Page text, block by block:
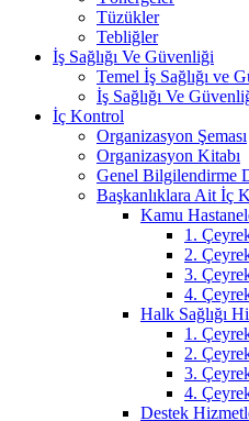
Tüzükler
Tebliğler
İş Sağlığı Ve Güvenliği
Temel İş Sağlığı ve
İş Sağlığı Ve
İç Kontrol
Organizasyon Şeması
Organizasyon Kitabı
Genel Bilgilendirme
Başkanlıklara Ait İç
Kamu
1.
2.
3.
4.
Halk Sağlığı
1.
2.
3.
4.
Destek